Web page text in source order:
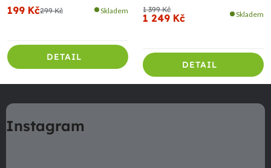
299 Kč
199 Kč Skladem
DETAIL
1 399 Kč
1 249 Kč Skladem
DETAIL
á
pInstagram